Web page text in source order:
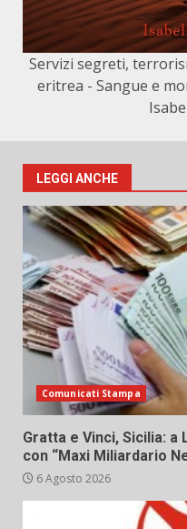
Servizi segreti,
eritrea - Sangue e
LEGGI ANCHE
Comunicati Stampa
Gratta e Vinci, Sicilia: a
con “Maxi Miliardario
6 Agosto 2026